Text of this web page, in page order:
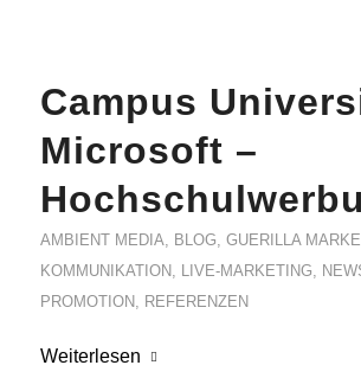
Campus
Microsoft –
AMBIENT MEDIA BLOG GUERILLA
KOMMUNIKATION
LIVE-MARKETING
PROMOTION
REFERENZEN
Weiterlesen